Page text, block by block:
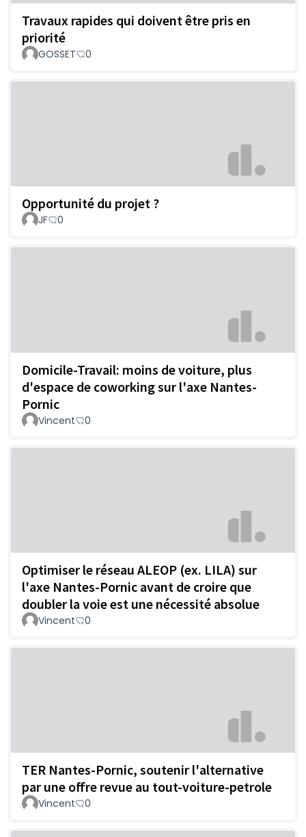
Travaux rapides qui doivent être pris en
priorité
GOSSET 0
Opportunité du projet ?
JF 0
Domicile-Travail: moins de voiture, plus
d'espace de coworking sur l'axe Nantes-
Pornic
Vincent 0
Optimiser le réseau ALEOP (ex. LILA) sur
l'axe Nantes-Pornic avant de croire que
doubler la voie est une nécessité absolue
Vincent 0
TER Nantes-Pornic, soutenir l'alternative
par une offre revue au tout-voiture-petrole
Vincent 0